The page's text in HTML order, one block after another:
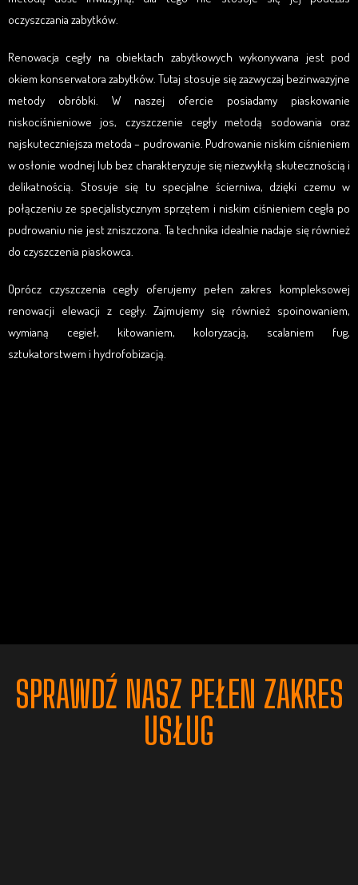
oczyszczania zabytków.
Renowacja cegły na obiektach zabytkowych wykonywana jest pod
okiem konserwatora zabytków. Tutaj stosuje się zazwyczaj bezinwazyjne
metody obróbki. W naszej ofercie posiadamy piaskowanie
niskociśnieniowe jos, czyszczenie cegły metodą sodowania oraz
najskuteczniejsza metoda – pudrowanie. Pudrowanie niskim ciśnieniem
w osłonie wodnej lub bez charakteryzuje się niezwykłą skutecznością i
delikatnością. Stosuje się tu specjalne ścierniwa, dzięki czemu w
połączeniu ze specjalistycznym sprzętem i niskim ciśnieniem cegła po
pudrowaniu nie jest zniszczona. Ta technika idealnie nadaje się również
do czyszczenia piaskowca.
Oprócz czyszczenia cegły oferujemy pełen zakres kompleksowej
renowacji elewacji z cegły. Zajmujemy się również spoinowaniem,
wymianą cegieł, kitowaniem, koloryzacją, scalaniem fug,
sztukatorstwem i hydrofobizacją.
SPRAWDŹ NASZ PEŁEN ZAKRES
USŁUG